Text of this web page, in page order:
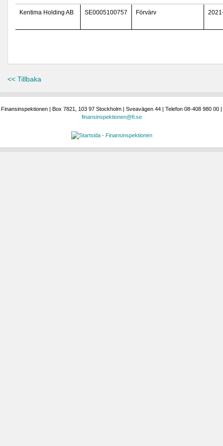
Kentima Holding AB SE0005100757 Förvärv
<< Tillbaka
Finansinspektionen | Box 7821, 103 97 Stockholm | Sveavägen 44 | Telefon 08-408 980 00 |
finansinspektionen@fi.se